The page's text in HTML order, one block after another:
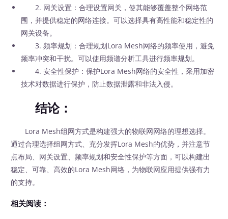
2. 网关设置：合理设置网关，使其能够覆盖整个网络范
围，并提供稳定的网络连接。可以选择具有高性能和稳定性的
网关设备。
3. 频率规划：合理规划Lora Mesh网络的频率使用，避免
频率冲突和干扰。可以使用频谱分析工具进行频率规划。
4. 安全性保护：保护Lora Mesh网络的安全性，采用加密
技术对数据进行保护，防止数据泄露和非法入侵。
结论：
Lora Mesh组网方式是构建强大的物联网网络的理想选择。
通过合理选择组网方式、充分发挥Lora Mesh的优势，并注意节
点布局、网关设置、频率规划和安全性保护等方面，可以构建出
稳定、可靠、高效的Lora Mesh网络，为物联网应用提供强有力
的支持。
相关阅读：